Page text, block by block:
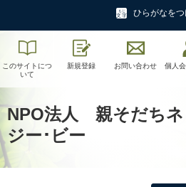
ひらがなをつ
このサイトにつ
いて
新規登録 お問い合わせ
個人
NPO法人 親そだち
ジー･ビー